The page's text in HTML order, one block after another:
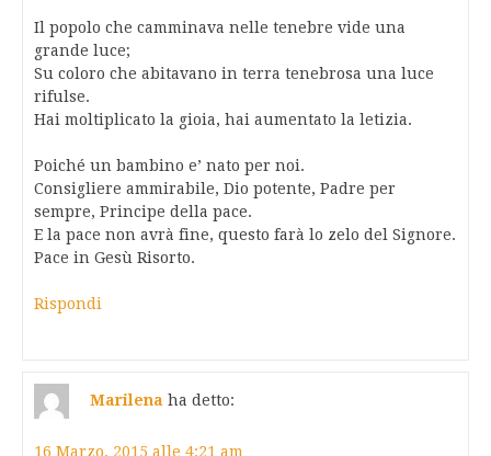
Il popolo che camminava nelle tenebre vide una
grande luce;
Su coloro che abitavano in terra tenebrosa una luce
rifulse.
Hai moltiplicato la gioia, hai aumentato la letizia.
Poiché un bambino e’ nato per noi.
Consigliere ammirabile, Dio potente, Padre per
sempre, Principe della pace.
E la pace non avrà fine, questo farà lo zelo del Signore.
Pace in Gesù Risorto.
Rispondi
Marilena ha detto:
16 Marzo, 2015 alle 4:21 am